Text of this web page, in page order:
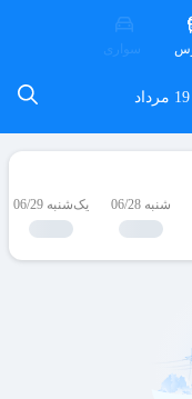
سواری
شنبه 06/28 یک‌شنبه 06/29